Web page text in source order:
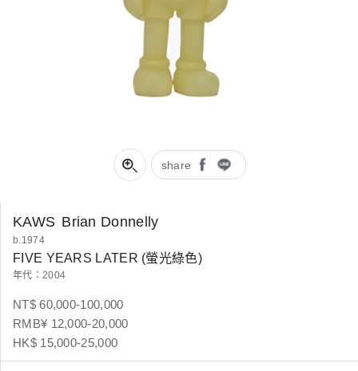
share
KAWS Brian Donnelly
b.1974
FIVE YEARS LATER (螢光綠色)
年代：2004
NT$ 60,000-100,000
RMB¥ 12,000-20,000
HK$ 15,000-25,000